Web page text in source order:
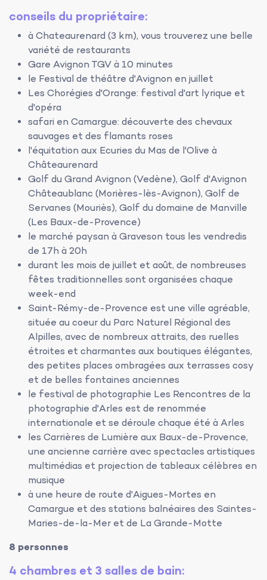
conseils du propriétaire:
à Chateaurenard (3 km), vous trouverez une belle
variété de restaurants
Gare Avignon TGV à 10 minutes
le Festival de théâtre d'Avignon en juillet
Les Chorégies d'Orange: festival d'art lyrique et
d'opéra
safari en Camargue: découverte des chevaux
sauvages et des flamants roses
l'équitation aux Ecuries du Mas de l'Olive à
Châteaurenard
Golf du Grand Avignon (Vedène), Golf d'Avignon
Châteaublanc (Morières-lès-Avignon), Golf de
Servanes (Mouriès), Golf du domaine de Manville
(Les Baux-de-Provence)
le marché paysan à Graveson tous les vendredis
de 17h à 20h
durant les mois de juillet et août, de nombreuses
fêtes traditionnelles sont organisées chaque
week-end
Saint-Rémy-de-Provence est une ville agréable,
située au coeur du Parc Naturel Régional des
Alpilles, avec de nombreux attraits, des ruelles
étroites et charmantes aux boutiques élégantes,
des petites places ombragées aux terrasses cosy
et de belles fontaines anciennes
le festival de photographie Les Rencontres de la
photographie d'Arles est de renommée
internationale et se déroule chaque été à Arles
les Carrières de Lumière aux Baux-de-Provence,
une ancienne carrière avec spectacles artistiques
multimédias et projection de tableaux célèbres en
musique
à une heure de route d'Aigues-Mortes en
Camargue et des stations balnéaires des Saintes-
Maries-de-la-Mer et de La Grande-Motte
8 personnes
4 chambres et 3 salles de bain: